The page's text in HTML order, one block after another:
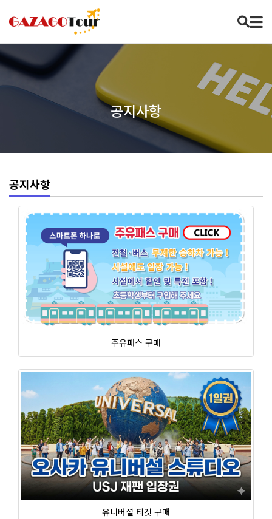
공지사항
공지사항
주유패스 구매
유니버셜 티켓 구매